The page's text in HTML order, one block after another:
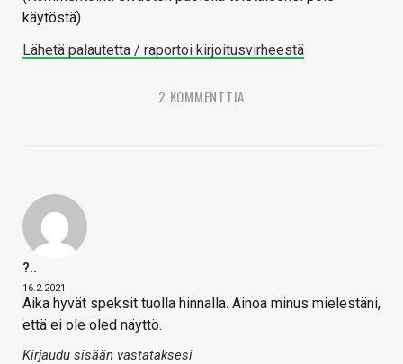
käytöstä)
Lähetä palautetta / raportoi kirjoitusvirheestä
2 KOMMENTTIA
?..
16.2.2021
Aika hyvät speksit tuolla hinnalla. Ainoa minus mielestäni,
että ei ole oled näyttö.
Kirjaudu sisään vastataksesi